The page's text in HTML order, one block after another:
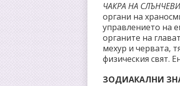
ЧАКРА НА
органи на
управлението на
органите на
мехур и червата,
физическия свят.
ЗОДИАКАЛНИ